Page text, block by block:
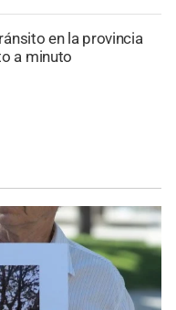
en la provincia
a minuto